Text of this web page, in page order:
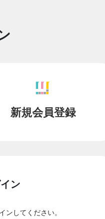
新規会員登録
ン
ンしてください。